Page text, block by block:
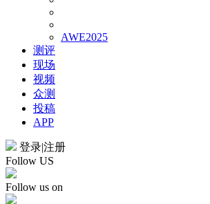
AWE2025
测评
现场
视频
众测
投稿
APP
登录|注册
Follow US
Follow us on